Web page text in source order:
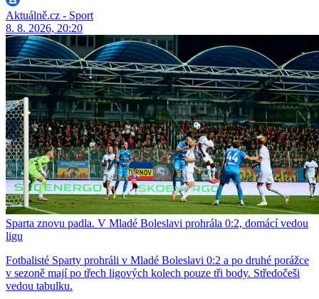
Aktuálně.cz - Sport
8. 8. 2026, 20:20
Sparta znovu padla. V Mladé Boleslavi prohrála 0:2, domácí vedou
ligu
Fotbalisté Sparty prohráli v Mladé Boleslavi 0:2 a po druhé porážce
v sezoně mají po třech ligových kolech pouze tři body. Středočeši
vedou tabulku.